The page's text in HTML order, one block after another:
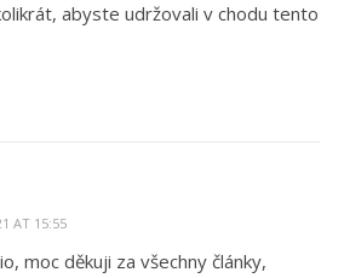
abyste udržovali v chodu tento
AT 15:55
moc děkuji za všechny články,